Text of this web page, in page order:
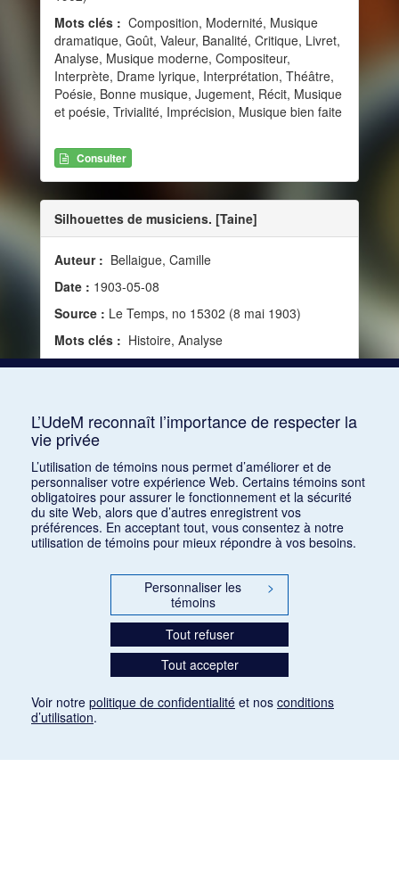
Mots clés : Composition, Modernité, Musique
dramatique, Goût, Valeur, Banalité, Critique, Livret,
Analyse, Musique moderne, Compositeur,
Interprète, Drame lyrique, Interprétation, Théâtre,
Poésie, Bonne musique, Jugement, Récit, Musique
et poésie, Trivialité, Imprécision, Musique bien faite
Consulter
Silhouettes de musiciens. [Taine]
Auteur : Bellaigue, Camille
Date : 1903-05-08
Source : Le Temps, no 15302 (8 mai 1903)
Mots clés : Histoire, Analyse
1 2 3 4 5 6 7 8 9 10
L’UdeM reconnaît l’importance de respecter la
vie privée
L’utilisation de témoins nous permet d’améliorer et de
personnaliser votre expérience Web. Certains témoins sont
obligatoires pour assurer le fonctionnement et la sécurité
du site Web, alors que d’autres enregistrent vos
préférences. En acceptant tout, vous consentez à notre
utilisation de témoins pour mieux répondre à vos besoins.
Personnaliser les
témoins
>
Tout refuser
Tout accepter
Voir notre politique de confidentialité et nos conditions
d’utilisation.